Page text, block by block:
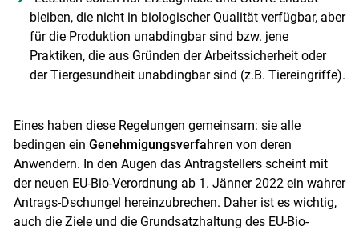
Skip to main content
bleiben, die nicht in biologischer Qualität verfügbar, aber
für die Produktion unabdingbar sind bzw. jene
Praktiken, die aus Gründen der Arbeitssicherheit oder
der Tiergesundheit unabdingbar sind (z.B. Tiereingriffe).
Eines haben diese Regelungen gemeinsam: sie alle
bedingen ein Genehmigungsverfahren von deren
Anwendern. In den Augen das Antragstellers scheint mit
der neuen EU-Bio-Verordnung ab 1. Jänner 2022 ein wahrer
Antrags-Dschungel hereinzubrechen. Daher ist es wichtig,
auch die Ziele und die Grundsatzhaltung des EU-Bio-